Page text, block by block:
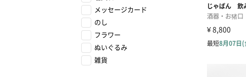
メッセージカード
のし
フラワー
ぬいぐるみ
雑貨